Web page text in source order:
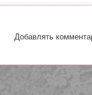
Добавлять